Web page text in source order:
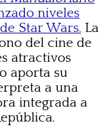
niveles
Star Wars. La
del cine de
atractivos
aporta su
a una
integrada a